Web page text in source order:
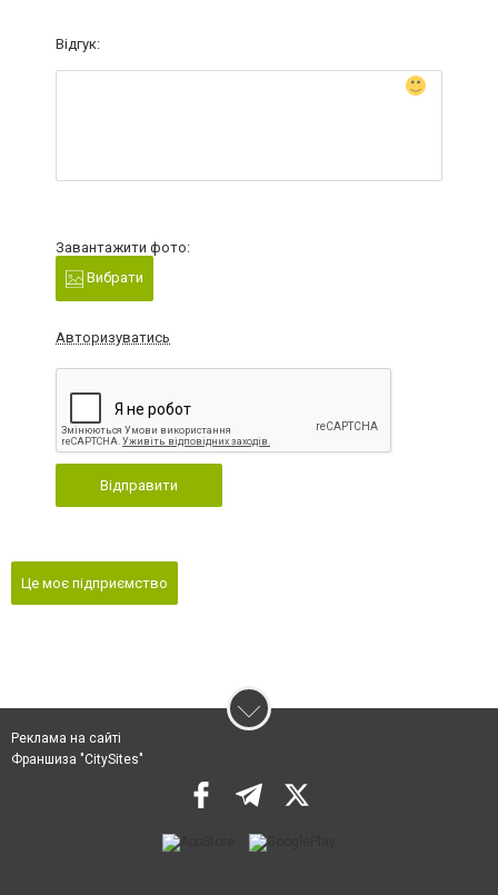
Відгук:
Завантажити фото:
Вибрати
Авторизуватись
Відправити
Це моє підприємство
Реклама на сайті
Франшиза "CitySites"